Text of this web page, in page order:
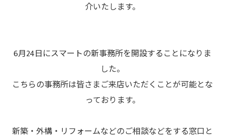
介いたします。
6月24日にスマートの新事務所を開設することになりま
した。
こちらの事務所は皆さまご来店いただくことが可能とな
っております。
新築・外構・リフォームなどのご相談などをする窓口と